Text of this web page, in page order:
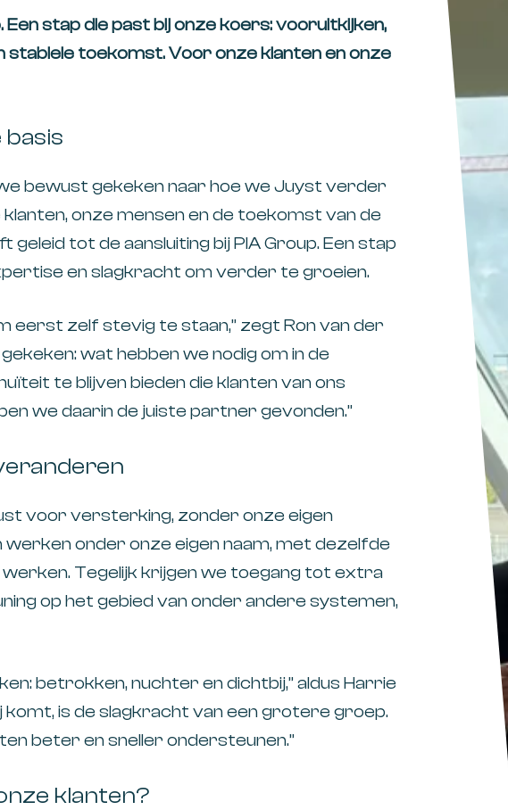
Een stap die past bij onze koers: vooruitkijken,
toekomst. Voor onze klanten en onze
basis
bewust gekeken naar hoe we Juyst verder
onze mensen en de toekomst van de
tot de aansluiting bij PIA Group. Een stap
en slagkracht om verder te groeien.
eerst zelf stevig te staan,” zegt Ron van der
wat hebben we nodig om in de
te blijven bieden die klanten van ons
we daarin de juiste partner gevonden.”
voor versterking, zonder onze eigen
werken onder onze eigen naam, met dezelfde
Tegelijk krijgen we toegang tot extra
op het gebied van onder andere systemen,
betrokken, nuchter en dichtbij,” aldus Harrie
komt, is de slagkracht van een grotere groep.
beter en sneller ondersteunen.”
klanten?